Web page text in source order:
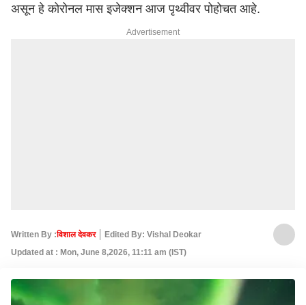
असून हे कोरोनल मास इजेक्शन आज पृथ्वीवर पोहोचत आहे.
Advertisement
Written By :विशाल देवकर
Edited By: Vishal Deokar
Updated at : Mon, June 8,2026, 11:11 am (IST)